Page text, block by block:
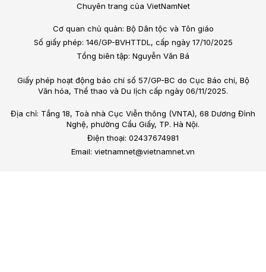
Chuyên trang của VietNamNet
Cơ quan chủ quản: Bộ Dân tộc và Tôn giáo
Số giấy phép: 146/GP-BVHTTDL, cấp ngày 17/10/2025
Tổng biên tập: Nguyễn Văn Bá
Giấy phép hoạt động báo chí số 57/GP-BC do Cục Báo chí, Bộ
Văn hóa, Thể thao và Du lịch cấp ngày 06/11/2025.
Địa chỉ: Tầng 18, Toà nhà Cục Viễn thông (VNTA), 68 Dương Đình
Nghệ, phường Cầu Giấy, TP. Hà Nội.
Điện thoại: 02437674981
Email: vietnamnet@vietnamnet.vn